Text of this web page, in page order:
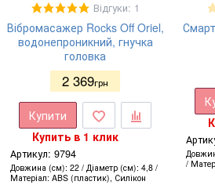
Відгуки: 1
Вібромасажер Rocks Off Oriel,
водонепроникний, гнучка
головка
2 369грн
Купити
Купить в 1 клик
Артикул: 9794
Довжина (см) 22 Діаметр (см) 4,8
Матеріал ABS (пластик), Силікон